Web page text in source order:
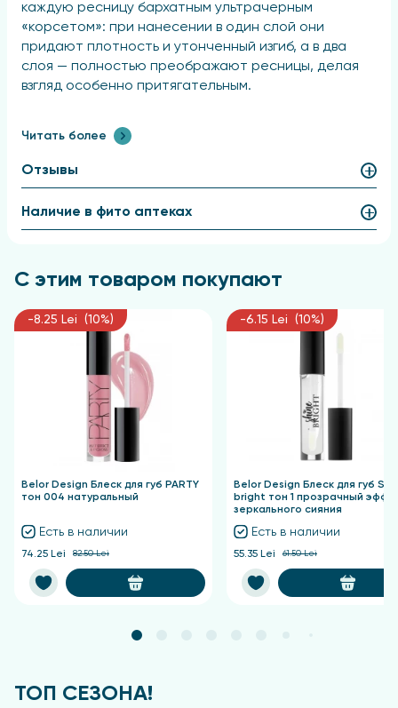
каждую ресницу бархатным ультрачерным
«корсетом»: при нанесении в один слой они
придают плотность и утонченный изгиб, а в два
слоя — полностью преображают ресницы, делая
взгляд особенно притягательным.
натуральных восков
позволяя добиться многомерного объема и
Способ применения
Нанесите средство в один слой для создания
естественного образа или повторите нанесение,
чтобы сделать взгляд более выразительным.
Читать более
Отзывы
Наличие в фито аптеках
С этим товаром покупают
-8.25 Lei (10%)
Belor Design Блеск для губ PARTY
тон 004 натуральный
Есть в наличии
74.25 Lei 82.50 Lei
-6.15 Lei (10%)
Belor Design Блеск для губ
bright тон 1 прозрачный
зеркального сияния
Есть в наличии
55.35 Lei 61.50 Lei
ТОП СЕЗОНА!